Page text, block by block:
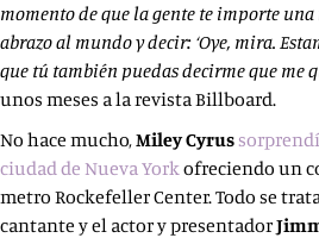
momento de que la gente te importe
abrazo al mundo y decir: ‘Oye, mira.
que tú también puedas decirme que me
unos meses a la revista Billboard.
No hace mucho,Miley Cyrus
ciudad de Nueva Yorkofreciendo un
metro Rockefeller Center. Todo se
cantante y el actor y presentador